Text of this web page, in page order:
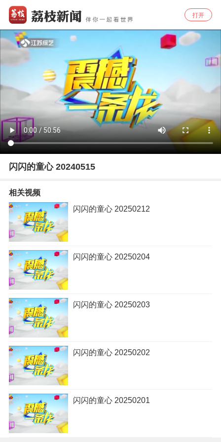
打开
闪闪的童心 20240515
相关视频
闪闪的童心 20250212
闪闪的童心 20250204
闪闪的童心 20250203
闪闪的童心 20250202
闪闪的童心 20250201